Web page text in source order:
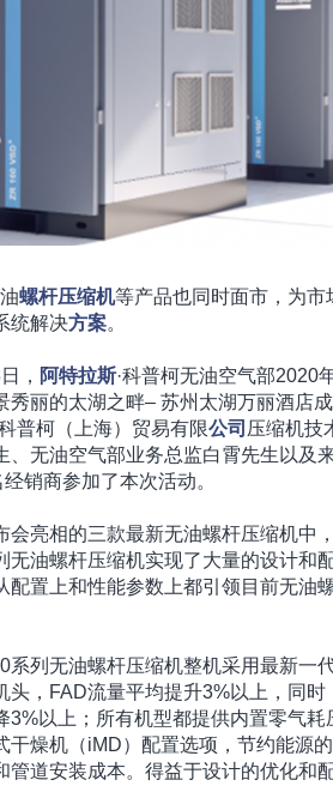
螺杆压缩机等产品也同时面市，为市
统解决方案。
， 阿特拉斯·科普柯无油空气部2020
秀丽的太湖之畔– 苏州太湖万丽酒店
普柯（上海）贸易有限公司 压缩机技
、无油空气部业务总监白霄先生以及
销商参加了本次活动。
会亮相的三款最新无油螺杆压缩机中，
无油螺杆压缩机实现了大量的设计和
配置上和性能参数上都引领目前无油
系列无油螺杆压缩机整机采用最新一
头，FAD流量平均提升3%以上，同时
3%以上；所有机型都提供内置零气耗
干燥机（iMD）配置选项，节约能源
管道安装成本。得益于设计的优化和